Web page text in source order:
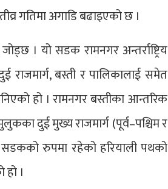
गतिमा अगाडि बढाइएको छ ।
जोड्छ । यो सडक रामनगर अन्तर्राष्ट्रिय
बस्ती र पालिकालाई समेत
हो । रामनगर बस्तीका आन्तरिक
दुई मुख्य राजमार्ग (पूर्व–पश्चिम र
सडकको रुपमा रहेको हरियाली पथको
।